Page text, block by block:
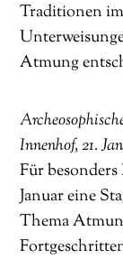
Traditionen
Atmung
Innenhof, 21.
Für
Januar eine
Thema